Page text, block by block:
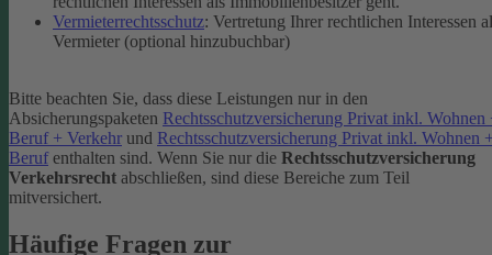
Vermieterrechtsschutz: Vertretung Ihrer rechtlichen Interessen
Vermieter (optional hinzubuchbar)
Bitte beachten Sie, dass diese Leistungen nur in den
Absicherungspaketen Rechtsschutzversicherung Privat inkl. Wohnen
Beruf + Verkehr und Rechtsschutzversicherung Privat inkl. Wohnen
Beruf enthalten sind. Wenn Sie nur die Rechtsschutzversicherung
Verkehrsrecht abschließen, sind diese Bereiche zum Teil
mitversichert.
Häufige Fragen zur